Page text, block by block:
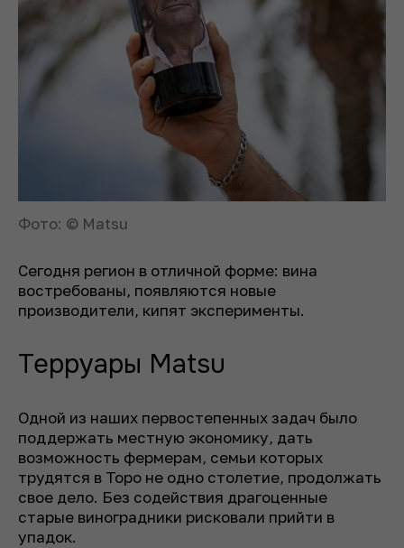
Фото: © Matsu
Сегодня регион в отличной форме: вина
востребованы, появляются новые
производители, кипят эксперименты.
Терруары Matsu
Одной из наших первостепенных задач было
поддержать местную экономику, дать
возможность фермерам, семьи которых
трудятся в Торо не одно столетие, продолжать
свое дело. Без содействия драгоценные
старые виноградники рисковали прийти в
упадок.